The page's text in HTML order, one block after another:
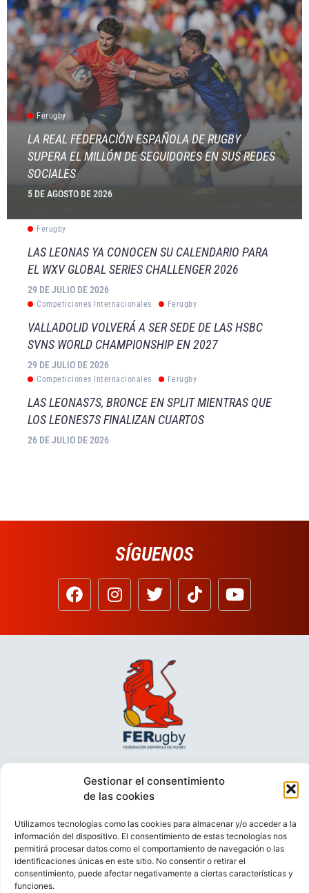
Gestionar el consentimiento
de las cookies
Utilizamos tecnologías como las cookies para almacenar y/o acceder a la
información del dispositivo. El consentimiento de estas tecnologías nos
permitirá procesar datos como el comportamiento de navegación o las
identificaciones únicas en este sitio. No consentir o retirar el
consentimiento, puede afectar negativamente a ciertas características y
funciones.
Ferugby
LA REAL FEDERACIÓN ESPAÑOLA DE RUGBY
SUPERA EL MILLÓN DE SEGUIDORES EN SUS REDES
SOCIALES
5 DE AGOSTO DE 2026
Ferugby
LAS LEONAS YA CONOCEN SU CALENDARIO PARA
EL WXV GLOBAL SERIES CHALLENGER 2026
29 DE JULIO DE 2026
Competiciones Internacionales Ferugby
VALLADOLID VOLVERÁ A SER SEDE DE LAS HSBC
SVNS WORLD CHAMPIONSHIP EN 2027
29 DE JULIO DE 2026
Competiciones Internacionales Ferugby
LAS LEONAS7S, BRONCE EN SPLIT MIENTRAS QUE
LOS LEONES7S FINALIZAN CUARTOS
26 DE JULIO DE 2026
SÍGUENOS
VIDEOCONFERENCIASPOLÍTICA DE PRIVACIDAD